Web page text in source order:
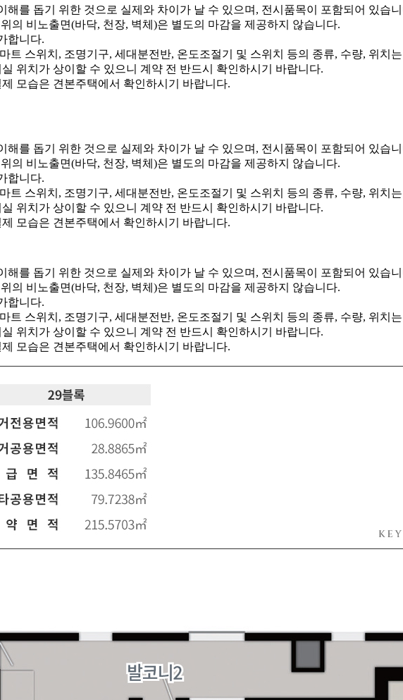
해를 돕기 위한 것으로 실제와 차이가 날 수 있으며, 전시품목이 포함되어 있습
의 비노출면(바닥, 천장, 벽체)은 별도의 마감을 제공하지 않습니다.
합니다.
트 스위치, 조명기구, 세대분전반, 온도조절기 및 스위치 등의 종류, 수량, 위치
위치가 상이할 수 있으니 계약 전 반드시 확인하시기 바랍니다.
모습은 견본주택에서 확인하시기 바랍니다.
해를 돕기 위한 것으로 실제와 차이가 날 수 있으며, 전시품목이 포함되어 있습
의 비노출면(바닥, 천장, 벽체)은 별도의 마감을 제공하지 않습니다.
합니다.
트 스위치, 조명기구, 세대분전반, 온도조절기 및 스위치 등의 종류, 수량, 위치
위치가 상이할 수 있으니 계약 전 반드시 확인하시기 바랍니다.
모습은 견본주택에서 확인하시기 바랍니다.
해를 돕기 위한 것으로 실제와 차이가 날 수 있으며, 전시품목이 포함되어 있습
의 비노출면(바닥, 천장, 벽체)은 별도의 마감을 제공하지 않습니다.
합니다.
트 스위치, 조명기구, 세대분전반, 온도조절기 및 스위치 등의 종류, 수량, 위치
위치가 상이할 수 있으니 계약 전 반드시 확인하시기 바랍니다.
모습은 견본주택에서 확인하시기 바랍니다.